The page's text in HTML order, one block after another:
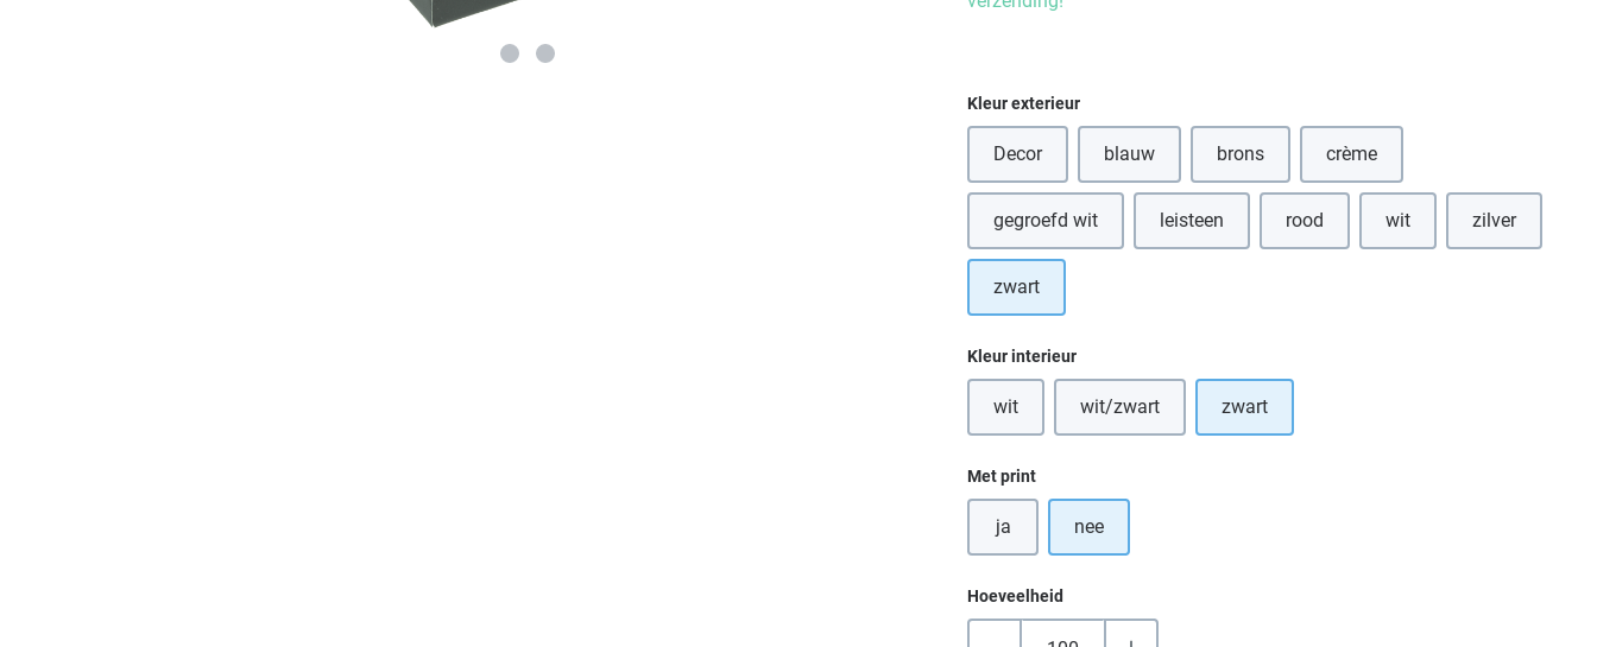
Selecteer
Kleur exterieur
Decor blauw(Deze optie is momenteel niet beschikbaar.)
brons(Deze optie is momenteel niet beschikbaar.)
crème(Deze optie is momenteel niet
gegroefd wit leisteen rood wit(Deze optie is momenteel
zilver
zwart
Selecteer
Kleur interieur
wit(Deze optie is momenteel niet beschikbaar.)
wit/zwart(Deze optie is momenteel niet beschikbaar.)
zwart
Selecteer
Met print
ja nee
Hoeveelheid